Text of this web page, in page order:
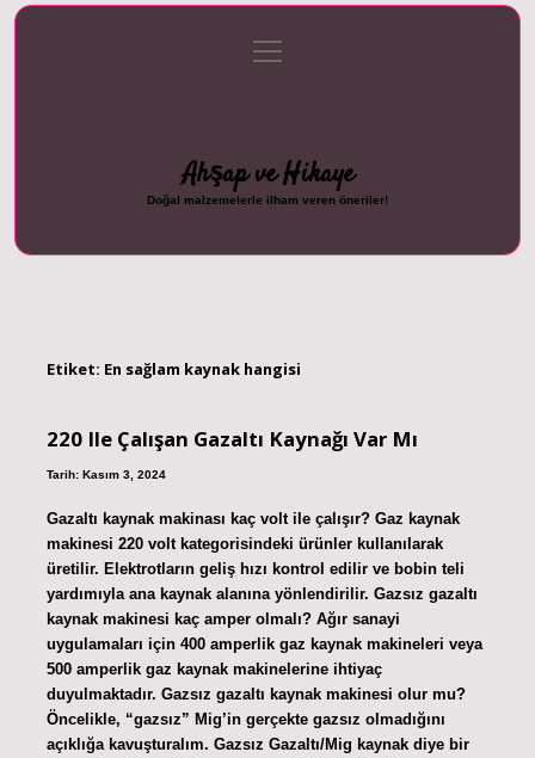
Gizlilik Politikası
menüyü
aç
Ahşap ve Hikaye
Doğal malzemelerle ilham veren öneriler!
Etiket: En sağlam kaynak hangisi
220 Ile Çalışan Gazaltı Kaynağı Var Mı
Tarih: Kasım 3, 2024
Gazaltı kaynak makinası kaç volt ile çalışır? Gaz kaynak
makinesi 220 volt kategorisindeki ürünler kullanılarak
üretilir. Elektrotların geliş hızı kontrol edilir ve bobin teli
yardımıyla ana kaynak alanına yönlendirilir. Gazsız gazaltı
kaynak makinesi kaç amper olmalı? Ağır sanayi
uygulamaları için 400 amperlik gaz kaynak makineleri veya
500 amperlik gaz kaynak makinelerine ihtiyaç
duyulmaktadır. Gazsız gazaltı kaynak makinesi olur mu?
Öncelikle, “gazsız” Mig’in gerçekte gazsız olmadığını
açıklığa kavuşturalım. Gazsız Gazaltı/Mig kaynak diye bir